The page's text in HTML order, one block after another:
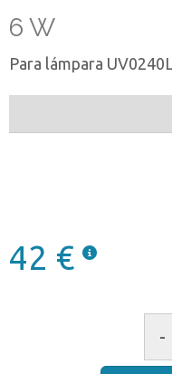
6 W
Para lámpara
42 €
-